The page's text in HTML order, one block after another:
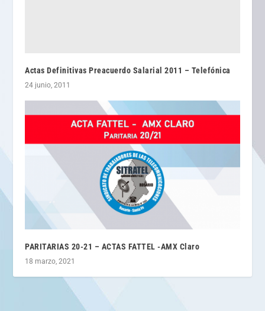
Actas Definitivas Preacuerdo Salarial 2011 – Telefónica
24 junio, 2011
PARITARIAS 20-21 – ACTAS FATTEL -AMX Claro
18 marzo, 2021